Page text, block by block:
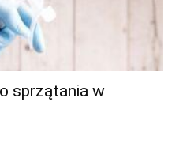
sprzątania w